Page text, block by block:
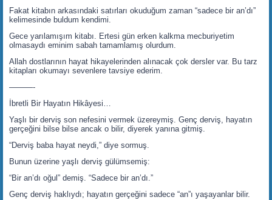
Fakat kitabın arkasındaki satırları okuduğum zaman “sadece bir an’dı”
kelimesinde buldum kendimi.
Gece yarılamışım kitabı. Ertesi gün erken kalkma mecburiyetim
olmasaydı eminim sabah tamamlamış olurdum.
Allah dostlarının hayat hikayelerinden alınacak çok dersler var. Bu tarz
kitapları okumayı sevenlere tavsiye ederim.
———-
İbretli Bir Hayatın Hikâyesi…
Yaşlı bir derviş son nefesini vermek üzereymiş. Genç derviş, hayatın
gerçeğini bilse bilse ancak o bilir, diyerek yanına gitmiş.
“Derviş baba hayat neydi,” diye sormuş.
Bunun üzerine yaşlı derviş gülümsemiş:
“Bir an’dı oğul” demiş. “Sadece bir an’dı.”
Genç derviş haklıydı; hayatın gerçeğini sadece “an”ı yaşayanlar bilir.